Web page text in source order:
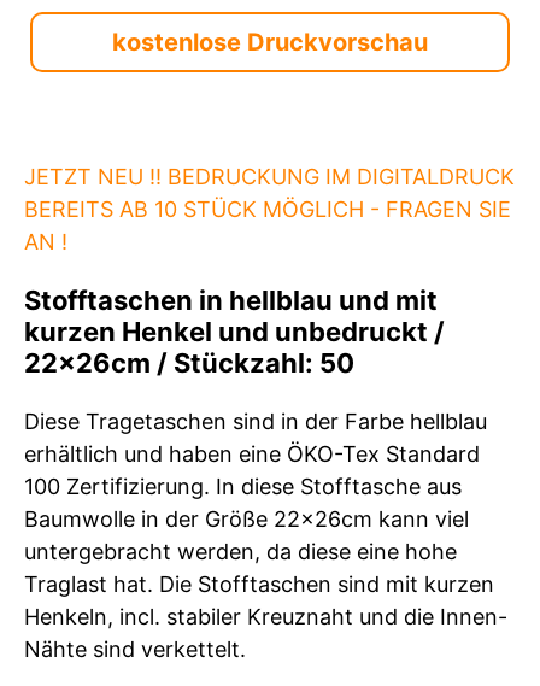
kostenlose Druckvorschau
JETZT NEU !! BEDRUCKUNG IM DIGITALDRUCK
BEREITS AB 10 STÜCK MÖGLICH - FRAGEN SIE
AN !
Stofftaschen in hellblau und mit
kurzen Henkel und unbedruckt /
22x26cm / Stückzahl: 50
Diese Tragetaschen sind in der Farbe hellblau
erhältlich und haben eine ÖKO-Tex Standard
100 Zertifizierung. In diese Stofftasche aus
Baumwolle in der Größe 22x26cm kann viel
untergebracht werden, da diese eine hohe
Traglast hat. Die Stofftaschen sind mit kurzen
Henkeln, incl. stabiler Kreuznaht und die Innen-
Nähte sind verkettelt.